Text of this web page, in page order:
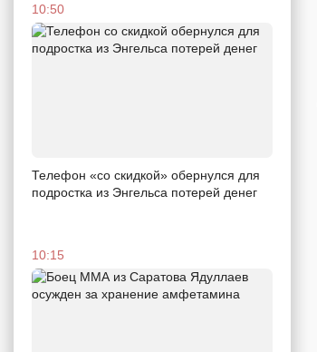
10:50
Телефон «со скидкой» обернулся для
подростка из Энгельса потерей денег
10:15